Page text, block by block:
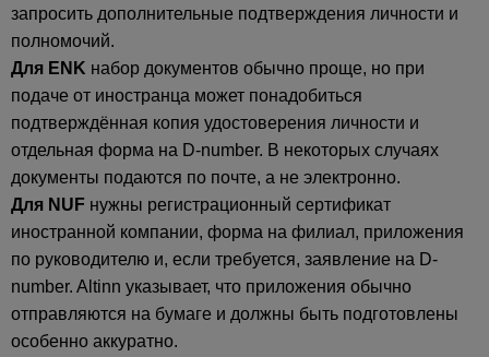
запросить дополнительные подтверждения личности и
полномочий.
Для ENK набор документов обычно проще, но при
подаче от иностранца может понадобиться
подтверждённая копия удостоверения личности и
отдельная форма на D-number. В некоторых случаях
документы подаются по почте, а не электронно.
Для NUF нужны регистрационный сертификат
иностранной компании, форма на филиал, приложения
по руководителю и, если требуется, заявление на D-
number. Altinn указывает, что приложения обычно
отправляются на бумаге и должны быть подготовлены
особенно аккуратно.